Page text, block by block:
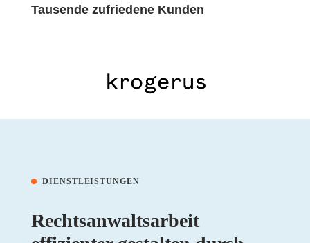
Tausende zufriedene Kunden
DIENSTLEISTUNGEN
Rechtsanwaltsarbeit